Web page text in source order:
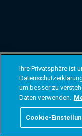
Ihre Privatsphäre ist
um besser zu
Daten verwenden.
Cookie-